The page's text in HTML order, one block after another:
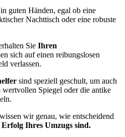
guten Händen, egal ob eine
Nachttisch oder eine robuste
Sie Ihren
sich auf einen reibungslosen
verlassen.
sind speziell geschult, um auch
Spiegel oder die antike
wir genau, wie entscheidend
Ihres Umzugs sind.